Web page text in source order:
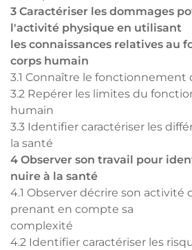
3 Caractériser les dommages
l'activité physique en utilisant
les connaissances relatives au
corps humain
3.1 Connaître le fonctionnement
3.2 Repérer les limites du
humain
3.3 Identifier caractériser les
la santé
4 Observer son travail pour
nuire à la santé
4.1 Observer décrire son activité
prenant en compte sa
complexité
4.2 Identifier caractériser les